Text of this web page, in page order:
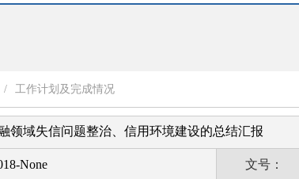
/ 工作计划及完成情况
领域失信问题整治、信用环境建设的总结汇报
None 文号：